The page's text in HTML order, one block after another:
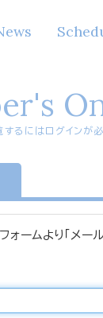
するにはログインが
より「メール